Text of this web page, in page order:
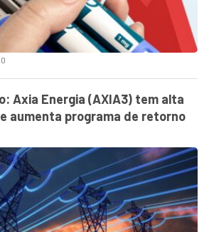
Axia Energia (AXIA3) tem alta
aumenta programa de retorno